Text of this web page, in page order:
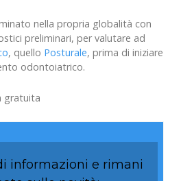
nella propria globalità con
preliminari, per valutare ad
, quello Posturale, prima di iniziare
odontoiatrico.
gratuita
informazioni e rimani